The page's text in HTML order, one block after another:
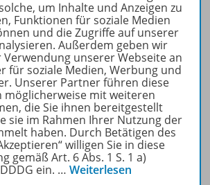
Woche drei bis vier
Neuerscheinungen mit
großem Online Archiv.
Mehr erfahren
um Inhalte und Anzeigen zu
Funktionen für soziale Medien
und die Zugriffe auf unserer
Außerdem geben wir
unserer Webseite an
für soziale Medien, Werbung und
Unserer Partner führen diese
mit weiteren
die Sie ihnen bereitgestellt
sie im Rahmen Ihrer Nutzung der
haben. Durch Betätigen des
willigen Sie in diese
gemäß Art. 6 Abs. 1 S. 1 a)
ein. … Weiterlesen